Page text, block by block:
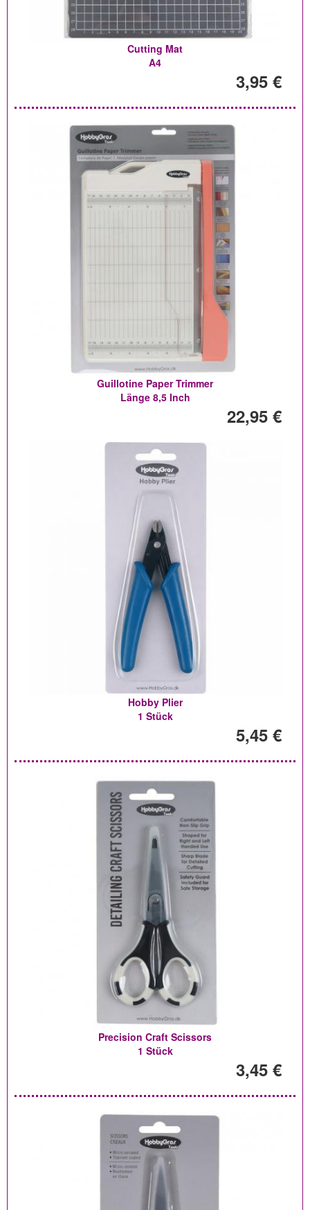
Cutting Mat
A4
3,95 €
Guillotine Paper Trimmer
Länge 8,5 Inch
22,95 €
Hobby Plier
1 Stück
5,45 €
Precision Craft Scissors
1 Stück
3,45 €